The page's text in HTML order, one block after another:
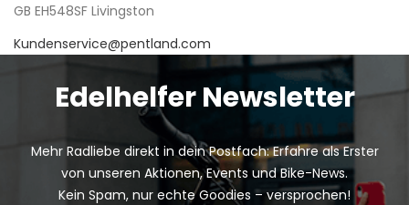
GB EH548SF Livingston
Kundenservice@pentland.com
Edelhelfer Newsletter
Mehr Radliebe direkt in dein Postfach: Erfahre als Erster
von unseren Aktionen, Events und Bike-News.
Kein Spam, nur echte Goodies – versprochen!